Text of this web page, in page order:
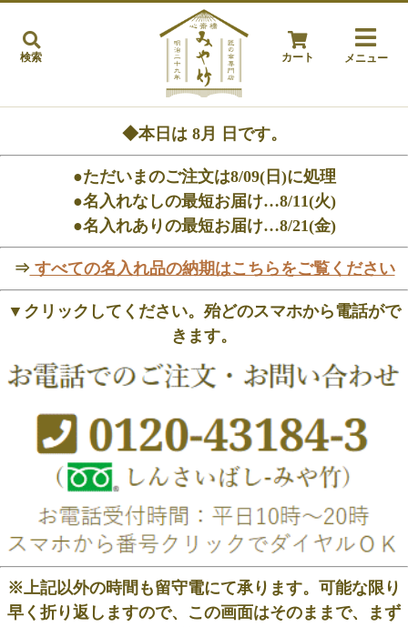
検索 カート メニュー
◆本日は 8月 日です。
●ただいまのご注文は8/09(日)に処理
●名入れなしの最短お届け…8/11(火)
●名入れありの最短お届け…8/21(金)
⇒すべての名入れ品の納期はこちらをご覧ください
▼クリックしてください。殆どのスマホから電話がで
きます。
※上記以外の時間も留守電にて承ります。可能な限り
早く折り返しますので、この画面はそのままで、まず